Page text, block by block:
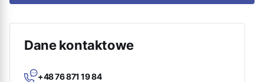
Dane kontaktowe
+48 76 871 19 84